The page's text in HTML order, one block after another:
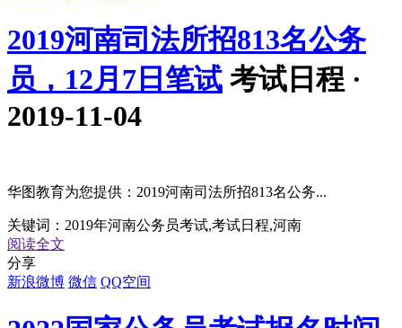
2019河南司法所招813名公务
员，12月7日笔试 考试日程 ·
2019-11-04
华图教育为您提供：2019河南司法所招813名公务...
关键词： 2019年河南公务员考试,考试日程,河南
阅读全文
分享
新浪微博 微信 QQ空间